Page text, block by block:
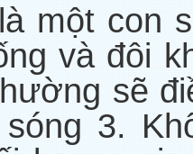
một con
và đôi
sẽ
3.